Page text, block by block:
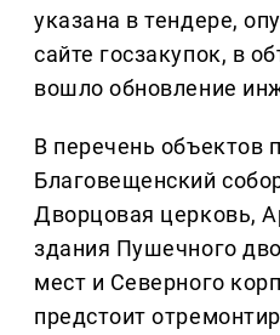
указана в тендере,
сайте госзакупок, в
вошло обновление
В перечень объектов
Благовещенский
Дворцовая церковь,
здания Пушечного
мест и Северного
предстоит